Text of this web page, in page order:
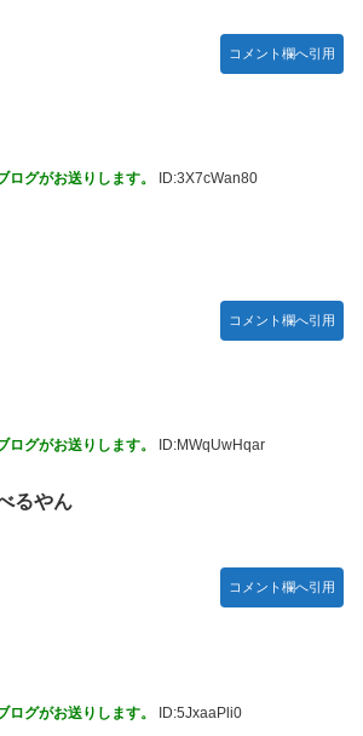
コメント欄へ引用
グがお送りします。 ID:3X7cWan80
コメント欄へ引用
グがお送りします。 ID:MWqUwHqar
るやん
コメント欄へ引用
グがお送りします。 ID:5JxaaPli0